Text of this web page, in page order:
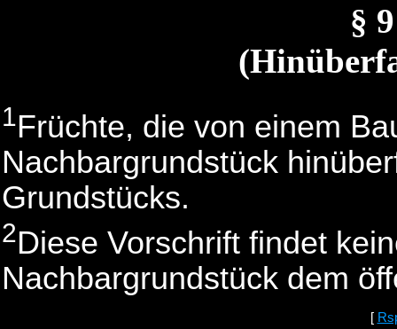
§
1Früchte, die von einem
Nachbargrundstück
Grundstücks.
2Diese Vorschrift findet
Nachbargrundstück dem
[